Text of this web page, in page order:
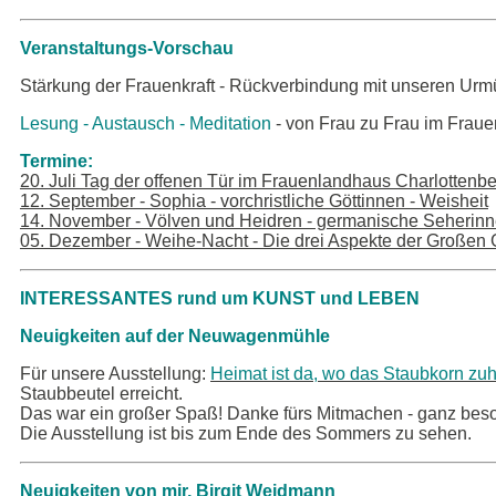
Veranstaltungs-Vorschau
Stärkung der Frauenkraft - Rückverbindung mit unseren
Lesung - Austausch - Meditation - von Frau zu Frau im
Termine:
20. Juli Tag der offenen Tür im Frauenlandhaus
12. September - Sophia - vorchristliche Göttinnen - Weisheit
14. November - Völven und Heidren - germanische
05. Dezember - Weihe-Nacht - Die drei Aspekte der Großen
INTERESSANTES rund um KUNST und LEBEN
Neuigkeiten auf der Neuwagenmühle
Für unsere Ausstellung: Heimat ist da, wo das Staubkorn
Staubbeutel erreicht.
Das war ein großer Spaß! Danke fürs Mitmachen - ganz
Die Ausstellung ist bis zum Ende des Sommers zu sehen.
Neuigkeiten von mir, Birgit Weidmann